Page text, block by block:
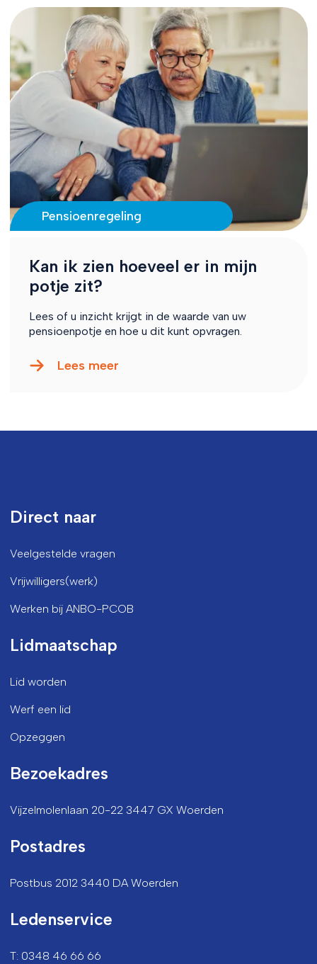
Pensioenregeling
Kan ik zien hoeveel er in mijn
potje zit?
Lees of u inzicht krijgt in de waarde van uw
pensioenpotje en hoe u dit kunt opvragen.
Lees meer
Direct naar
Veelgestelde vragen
Vrijwilligers(werk)
Werken bij ANBO-PCOB
Lidmaatschap
Lid worden
Werf een lid
Opzeggen
Bezoekadres
Vijzelmolenlaan 20-22 3447 GX Woerden
Postadres
Postbus 2012 3440 DA Woerden
Ledenservice
T: 0348 46 66 66